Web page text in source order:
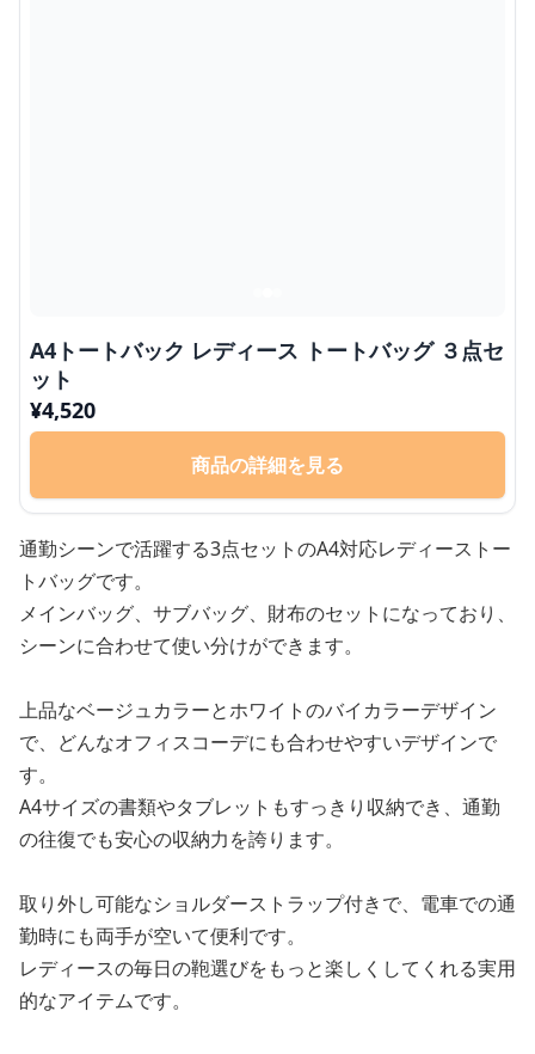
A4トートバック レディース トートバッグ ３点セ
ット
¥4,520
商品の詳細を見る
通勤シーンで活躍する3点セットのA4対応レディーストー
トバッグです。
メインバッグ、サブバッグ、財布のセットになっており、
シーンに合わせて使い分けができます。
上品なベージュカラーとホワイトのバイカラーデザイン
で、どんなオフィスコーデにも合わせやすいデザインで
す。
A4サイズの書類やタブレットもすっきり収納でき、通勤
の往復でも安心の収納力を誇ります。
取り外し可能なショルダーストラップ付きで、電車での通
勤時にも両手が空いて便利です。
レディースの毎日の鞄選びをもっと楽しくしてくれる実用
的なアイテムです。